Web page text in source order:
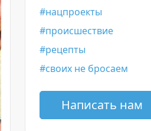
нацпроекты
происшествие
рецепты
своих не бросаем
Написать нам